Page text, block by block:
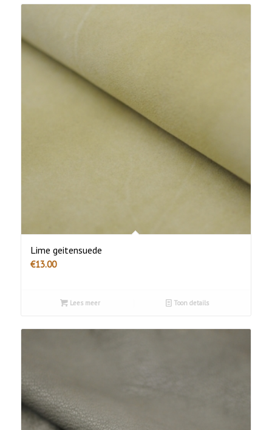
Lime geitensuede
€13.00
Lees meer Toon details